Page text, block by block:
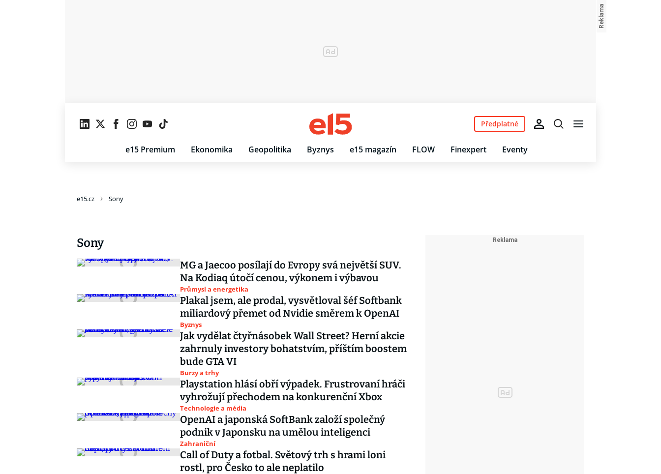
e15 Premium Ekonomika Geopolitika Byznys e15 magazín FLOW Finexpert Eventy
Předplatné
e15.cz Sony
Sony
MG a Jaecoo posílají do Evropy svá největší SUV.
Na Kodiaq útočí cenou, výkonem i výbavou
Průmysl a energetika
Plakal jsem, ale prodal, vysvětloval šéf Softbank
miliardový přemet od Nvidie směrem k OpenAI
Byznys
Jak vydělat čtyřnásobek Wall Street? Herní akcie
zahrnuly investory bohatstvím, příštím boostem
bude GTA VI
Burzy a trhy
Playstation hlásí obří výpadek. Frustrovaní hráči
vyhrožují přechodem na konkurenční Xbox
Technologie a média
OpenAI a japonská SoftBank založí společný
podnik v Japonsku na umělou inteligenci
Zahraniční
Call of Duty a fotbal. Světový trh s hrami loni
rostl, pro Česko to ale neplatilo